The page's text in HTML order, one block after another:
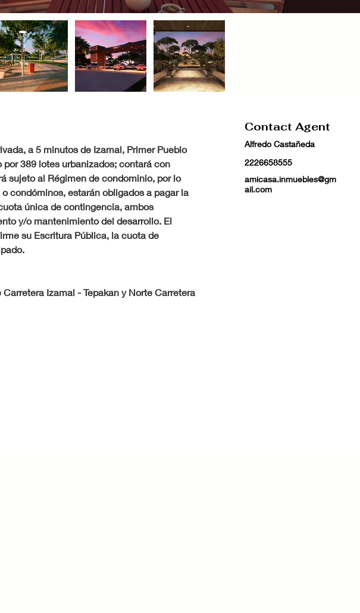
Contact Agent
Alfredo Castañeda
2226658555
amicasa.inmuebles@gm
ail.com
a 5 minutos de Izamal, Primer Pueblo
389 lotes urbanizados; contará con
sujeto al Régimen de condominio, por lo
condóminos, estarán obligados a pagar la
única de contingencia, ambos
y/o mantenimiento del desarrollo. El
su Escritura Pública, la cuota de
Izamal - Tepakan y Norte Carretera